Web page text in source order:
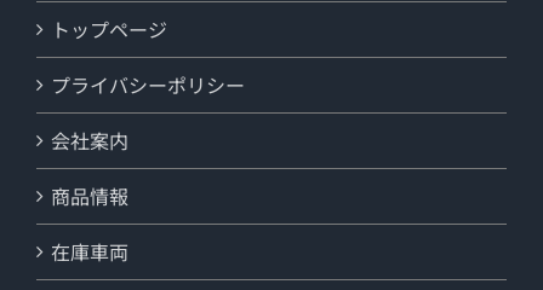
トップページ
プライバシーポリシー
会社案内
商品情報
在庫車両